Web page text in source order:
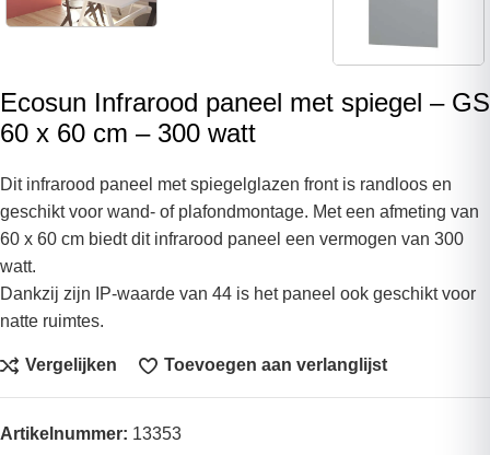
Ecosun Infrarood paneel met spiegel – GS
60 x 60 cm – 300 watt
Dit infrarood paneel met spiegelglazen front is randloos en
geschikt voor wand- of plafondmontage. Met een afmeting van
60 x 60 cm biedt dit infrarood paneel een vermogen van 300
watt.
Dankzij zijn IP-waarde van 44 is het paneel ook geschikt voor
natte ruimtes.
Vergelijken Toevoegen aan verlanglijst
Artikelnummer: 13353